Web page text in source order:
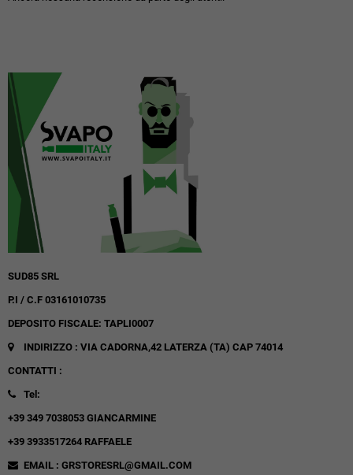
SUD85 SRL
P.I / C.F 03161010735
DEPOSITO FISCALE: TAPLI0007
INDIRIZZO : VIA CADORNA,42 LATERZA (TA) CAP 74014
CONTATTI :
Tel:
+39 349 7038053 GIANCARMINE
+39 3933517264 RAFFAELE
EMAIL : GRSTORESRL@GMAIL.COM